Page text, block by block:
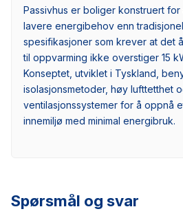
Passivhus er boliger konstruert
lavere energibehov enn
spesifikasjoner som krever at det
til oppvarming ikke overstiger 15
Konseptet, utviklet i Tyskland,
isolasjonsmetoder, høy lufttetthet
ventilasjonssystemer for å oppnå
innemiljø med minimal energibruk.
Spørsmål og svar